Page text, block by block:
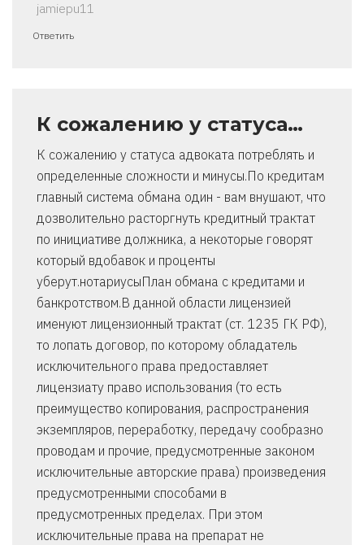
jamiepu11
Ответить
К сожалению у статуса…
К сожалению у статуса адвоката потреблять и
определенные сложности и минусы.По кредитам
главный система обмана один - вам внушают, что
дозволительно расторгнуть кредитный трактат
по инициативе должника, а некоторые говорят
который вдобавок и проценты
уберут.нотариусыПлан обмана с кредитами и
банкротством.В данной области лицензией
именуют лицензионный трактат (ст. 1235 ГК РФ),
то лопать договор, по которому обладатель
исключительного права предоставляет
лицензиату право использования (то есть
преимущество копирования, распространения
экземпляров, переработку, передачу сообразно
проводам и прочие, предусмотренные законом
исключительные авторские права) произведения
предусмотренными способами в
предусмотренных пределах. При этом
исключительные права на препарат не